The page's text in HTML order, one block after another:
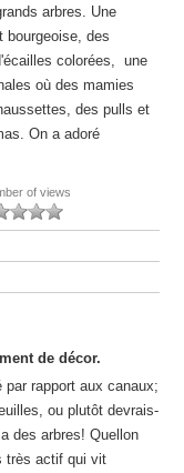
arbres. Une
bourgeoise, des
colorées, une
où des mamies
des pulls et
On a adoré
of views
de décor.
par rapport aux canaux;
ou plutôt devrais-
des arbres! Quellon
très actif qui vit